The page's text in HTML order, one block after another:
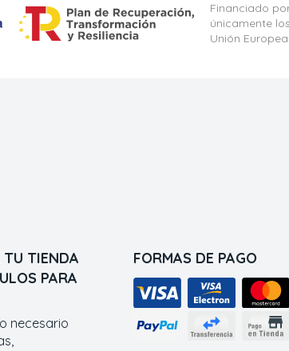
Financiado
únicamente
Unión
TU TIENDA
PARA
necesario
FORMAS DE PAGO